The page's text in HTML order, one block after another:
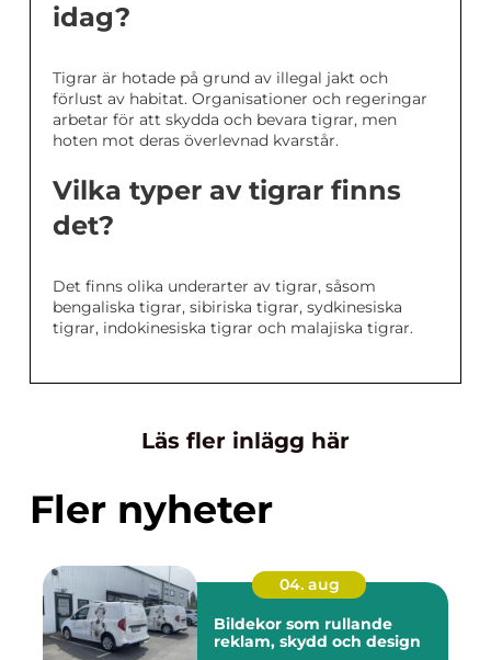
idag?
Tigrar är hotade på grund av illegal jakt och
förlust av habitat. Organisationer och regeringar
arbetar för att skydda och bevara tigrar, men
hoten mot deras överlevnad kvarstår.
Vilka typer av tigrar finns
det?
Det finns olika underarter av tigrar, såsom
bengaliska tigrar, sibiriska tigrar, sydkinesiska
tigrar, indokinesiska tigrar och malajiska tigrar.
Läs fler inlägg här
Fler nyheter
04. aug
Bildekor som rullande
reklam, skydd och design